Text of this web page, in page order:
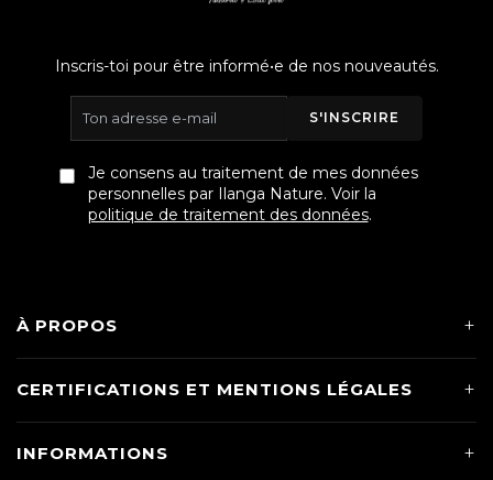
Inscris-toi pour être informé•e de nos nouveautés.
S'INSCRIRE
Je consens au traitement de mes données
personnelles par Ilanga Nature. Voir la
politique de traitement des données.
À PROPOS
CERTIFICATIONS ET MENTIONS LÉGALES
INFORMATIONS